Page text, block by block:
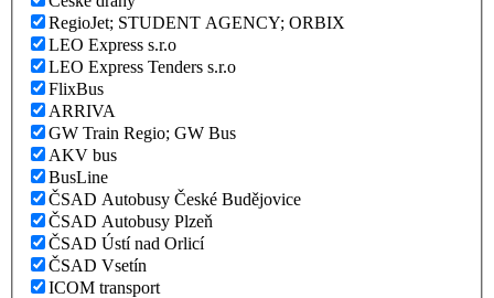
RegioJet; STUDENT AGENCY; ORBIX
LEO Express s.r.o
LEO Express Tenders s.r.o
FlixBus
ARRIVA
GW Train Regio; GW Bus
AKV bus
BusLine
ČSAD Autobusy České Budějovice
ČSAD Autobusy Plzeň
ČSAD Ústí nad Orlicí
ČSAD Vsetín
ICOM transport